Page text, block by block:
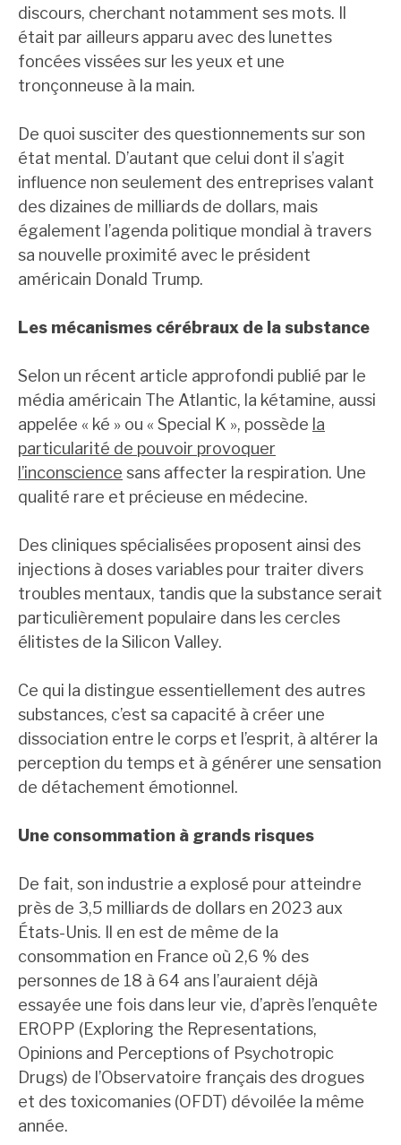
discours, cherchant notamment ses mots. Il
était par ailleurs apparu avec des lunettes
foncées vissées sur les yeux et une
tronçonneuse à la main.
De quoi susciter des questionnements sur son
état mental. D’autant que celui dont il s’agit
influence non seulement des entreprises valant
des dizaines de milliards de dollars, mais
également l’agenda politique mondial à travers
sa nouvelle proximité avec le président
américain Donald Trump.
Les mécanismes cérébraux de la substance
Selon un récent article approfondi publié par le
média américain The Atlantic, la kétamine, aussi
appelée « ké » ou « Special K », possède la
particularité de pouvoir provoquer
l’inconscience sans affecter la respiration. Une
qualité rare et précieuse en médecine.
Des cliniques spécialisées proposent ainsi des
injections à doses variables pour traiter divers
troubles mentaux, tandis que la substance serait
particulièrement populaire dans les cercles
élitistes de la Silicon Valley.
Ce qui la distingue essentiellement des autres
substances, c’est sa capacité à créer une
dissociation entre le corps et l’esprit, à altérer la
perception du temps et à générer une sensation
de détachement émotionnel.
Une consommation à grands risques
De fait, son industrie a explosé pour atteindre
près de 3,5 milliards de dollars en 2023 aux
États-Unis. Il en est de même de la
consommation en France où 2,6 % des
personnes de 18 à 64 ans l’auraient déjà
essayée une fois dans leur vie, d’après l’enquête
EROPP (Exploring the Representations,
Opinions and Perceptions of Psychotropic
Drugs) de l’Observatoire français des drogues
et des toxicomanies (OFDT) dévoilée la même
année.